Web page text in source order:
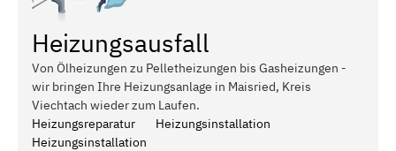
Heizungsausfall
Von Ölheizungen zu Pelletheizungen bis Gasheizungen -
wir bringen Ihre Heizungsanlage in Maisried, Kreis
Viechtach wieder zum Laufen.
Heizungsreparatur
Heizungsinstallation
Heizungsinstallation